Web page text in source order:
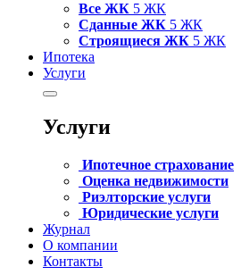
Все ЖК 5 ЖК
Сданные ЖК 5 ЖК
Строящиеся ЖК 5 ЖК
Ипотека
Услуги
Услуги
Ипотечное страхование
Оценка недвижимости
Риэлторские услуги
Юридические услуги
Журнал
О компании
Контакты